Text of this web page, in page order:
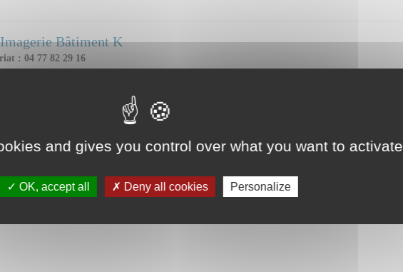
Bâtiment K
: 04 77 82 29 16
Dr ETIEVENT Guillaume
and gives you control over what you want to activate
OK, accept all Deny all cookies Personalize